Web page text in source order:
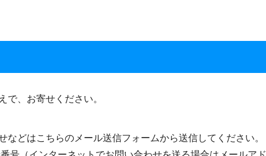
で、お寄せください。
どはこちらのメール送信フォームから送信してください。